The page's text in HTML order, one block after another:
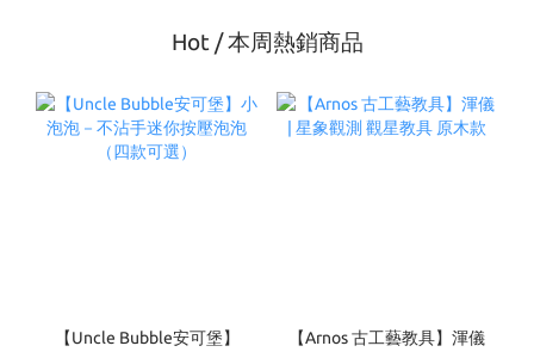
Hot / 本周熱銷商品
【Uncle Bubble安可堡】
【Arnos 古工藝教具】渾儀